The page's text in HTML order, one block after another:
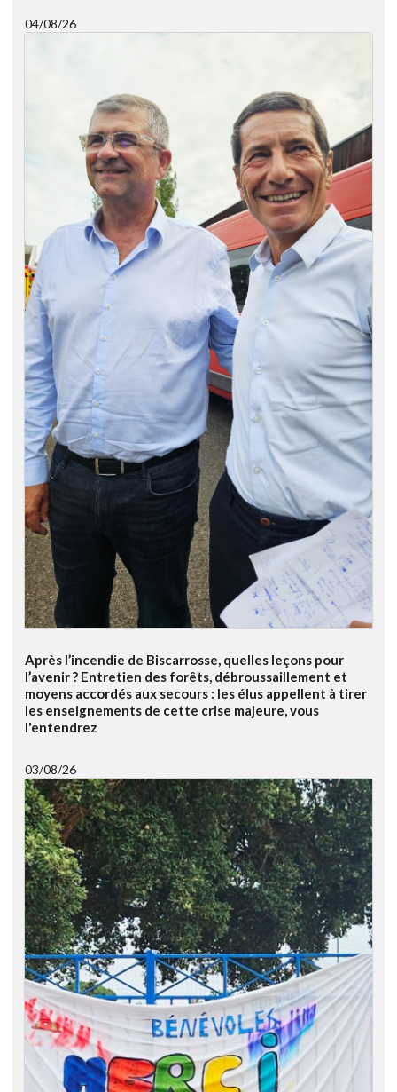
04/08/26
Après l’incendie de Biscarrosse, quelles leçons pour
l’avenir ? Entretien des forêts, débroussaillement et
moyens accordés aux secours : les élus appellent à tirer
les enseignements de cette crise majeure, vous
l'entendrez
03/08/26